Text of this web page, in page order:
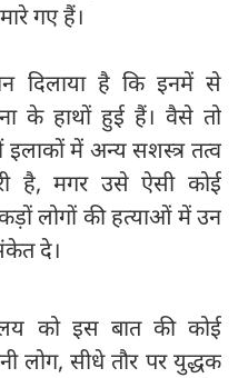
गए हैं।
दिलाया है कि इनमें से
के हाथों हुई हैं। वैसे तो
इलाकों में अन्य सशस्त्र तत्व
है, मगर उसे ऐसी कोई
लोगों की हत्याओं में उन
दे।
को इस बात की कोई
लोग, सीधे तौर पर युद्धक